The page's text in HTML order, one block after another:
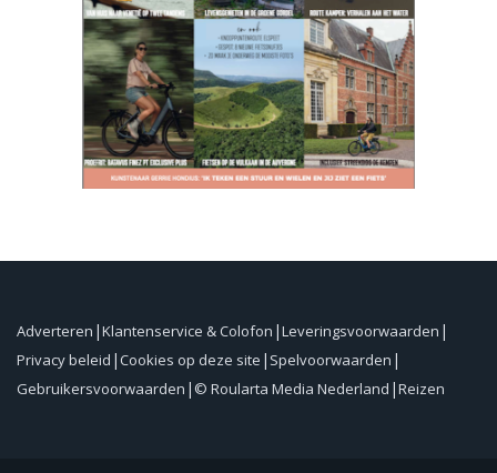
Adverteren Klantenservice & Colofon Leveringsvoorwaarden
Privacy beleid Cookies op deze site Spelvoorwaarden
Gebruikersvoorwaarden © Roularta Media Nederland Reizen